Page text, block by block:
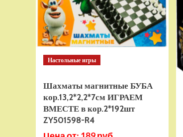
Водная
Атака
Настольные игры
Шахматы магнитные БУБА
кор.13,2*2,2*7см ИГРАЕМ
ВМЕСТЕ в кор.2*192шт
ZY501598-R4